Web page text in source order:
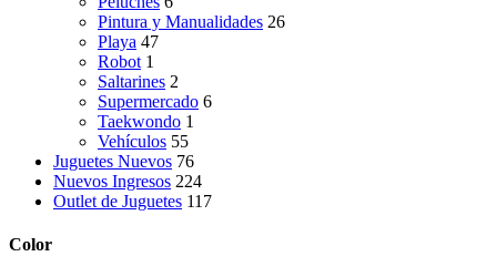
Pintura y Manualidades 26
Playa 47
Robot 1
Saltarines 2
Supermercado 6
Taekwondo 1
Vehículos 55
Juguetes Nuevos 76
Nuevos Ingresos 224
Outlet de Juguetes 117
Color